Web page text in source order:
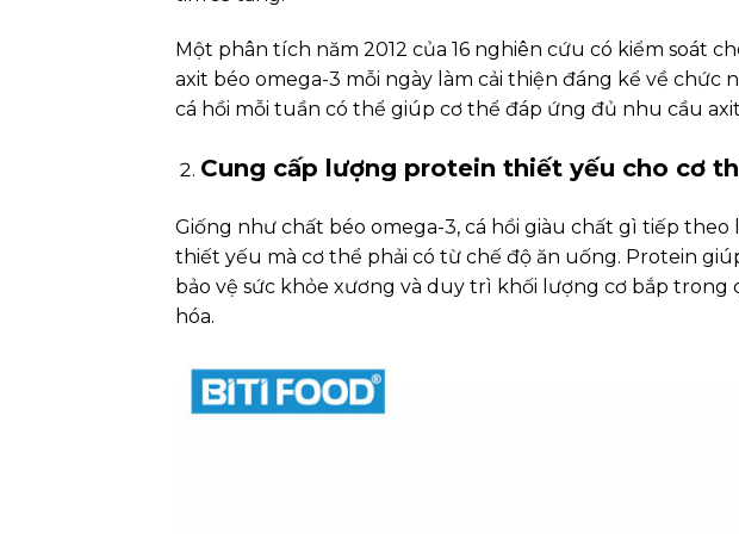
Một phân tích năm 2012 của 16 nghiên cứu có kiểm soát
axit béo omega-3 mỗi ngày làm cải thiện đáng kể về chức
cá hồi mỗi tuần có thể giúp cơ thể đáp ứng đủ nhu cầu
Cung cấp lượng protein thiết yếu cho cơ
Giống như chất béo omega-3, cá hồi giàu chất gì tiếp
thiết yếu mà cơ thể phải có từ chế độ ăn uống. Protein
bảo vệ sức khỏe xương và duy trì khối lượng cơ bắp
hóa.